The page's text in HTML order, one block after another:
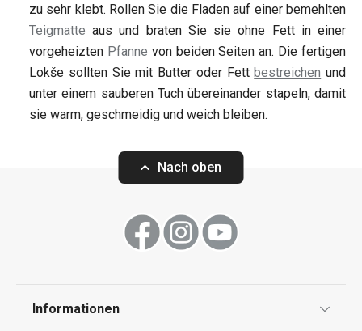
zu sehr klebt. Rollen Sie die Fladen auf einer bemehlten
Teigmatte aus und braten Sie sie ohne Fett in einer
vorgeheizten Pfanne von beiden Seiten an. Die fertigen
Lokše sollten Sie mit Butter oder Fettbestreichen und
unter einem sauberen Tuch übereinander stapeln, damit
sie warm, geschmeidig und weich bleiben.
Nach oben
Informationen